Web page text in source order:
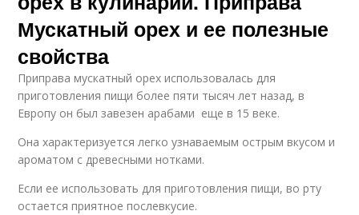
Мускатный орех и ее полезные
свойства
Приправа мускатный орех использовалась для
приготовления пищи более пяти тысяч лет назад, в
Европу он был завезен арабами еще в 15 веке.
Она характеризуется легко узнаваемым острым вкусом и
ароматом с древесными нотками.
Если ее использовать для приготовления пищи, во рту
остается приятное послевкусие.